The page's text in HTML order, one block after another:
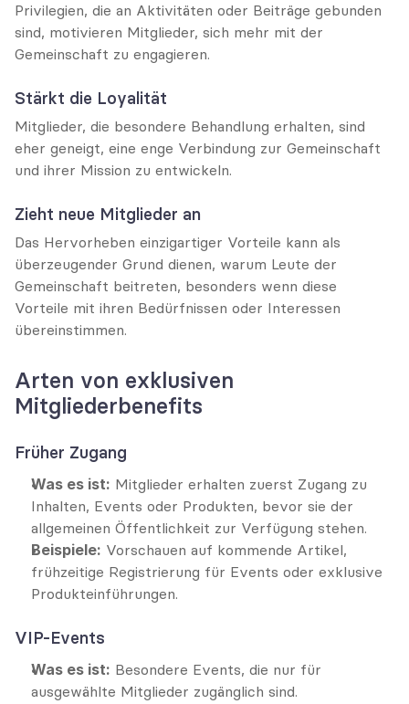
Privilegien, die an Aktivitäten oder Beiträge gebunden
sind, motivieren Mitglieder, sich mehr mit der
Gemeinschaft zu engagieren.
Stärkt die Loyalität
Mitglieder, die besondere Behandlung erhalten, sind
eher geneigt, eine enge Verbindung zur Gemeinschaft
und ihrer Mission zu entwickeln.
Zieht neue Mitglieder an
Das Hervorheben einzigartiger Vorteile kann als
überzeugender Grund dienen, warum Leute der
Gemeinschaft beitreten, besonders wenn diese
Vorteile mit ihren Bedürfnissen oder Interessen
übereinstimmen.
Arten von exklusiven
Mitgliederbenefits
Früher Zugang
Was es ist: Mitglieder erhalten zuerst Zugang zu
Inhalten, Events oder Produkten, bevor sie der
allgemeinen Öffentlichkeit zur Verfügung stehen.
Beispiele: Vorschauen auf kommende Artikel,
frühzeitige Registrierung für Events oder exklusive
Produkteinführungen.
VIP-Events
Was es ist: Besondere Events, die nur für
ausgewählte Mitglieder zugänglich sind.